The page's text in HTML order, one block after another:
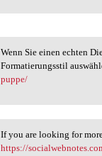
Wenn Sie einen
Wenn Sie einen echten
Formatierungsstil
puppe/
If you are looking
If you are looking for
https://